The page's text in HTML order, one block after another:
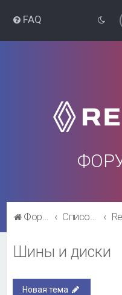
FAQ
Форум Рено Список форумов
Шины и диски
Новая тема